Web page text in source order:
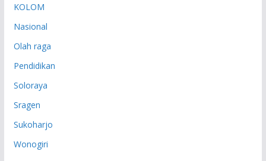
KOLOM
Nasional
Olah raga
Pendidikan
Soloraya
Sragen
Sukoharjo
Wonogiri